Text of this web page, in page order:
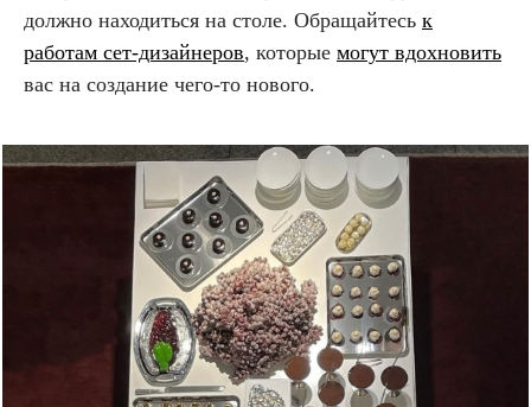
должно находиться на столе. Обращайтесь к
работам сет-дизайнеров, которые могут вдохновить
вас на создание чего-то нового.